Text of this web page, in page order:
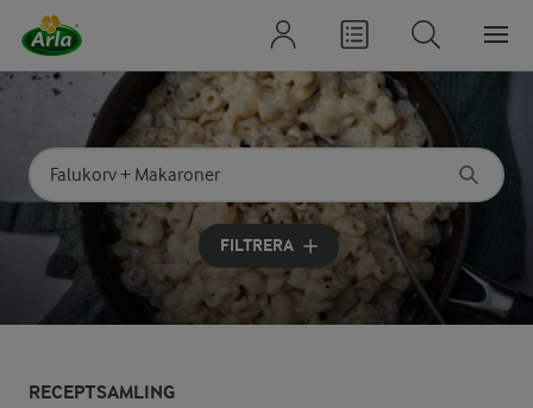
Sök på kategori eller ingrediens
Skriv in sökord för att få förslag
FILTRERA
RECEPTSAMLING